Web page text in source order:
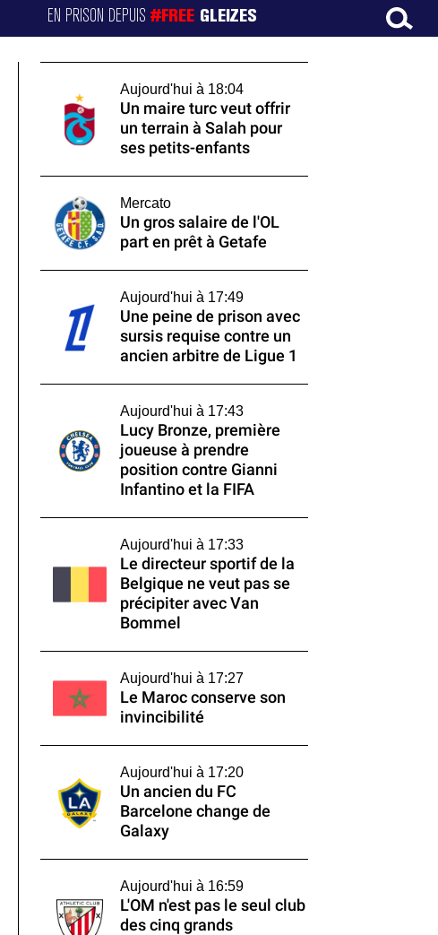
EN PRISON DEPUIS#FREE GLEIZES
Aujourd'hui à 18:04
Un maire turc veut offrir
un terrain à Salah pour
ses petits-enfants
Mercato
Un gros salaire de l'OL
part en prêt à Getafe
Aujourd'hui à 17:49
Une peine de prison avec
sursis requise contre un
ancien arbitre de Ligue 1
Aujourd'hui à 17:43
Lucy Bronze, première
joueuse à prendre
position contre Gianni
Infantino et la FIFA
Aujourd'hui à 17:33
Le directeur sportif de la
Belgique ne veut pas se
précipiter avec Van
Bommel
Aujourd'hui à 17:27
Le Maroc conserve son
invincibilité
Aujourd'hui à 17:20
Un ancien du FC
Barcelone change de
Galaxy
Aujourd'hui à 16:59
L'OM n'est pas le seul club
des cinq grands